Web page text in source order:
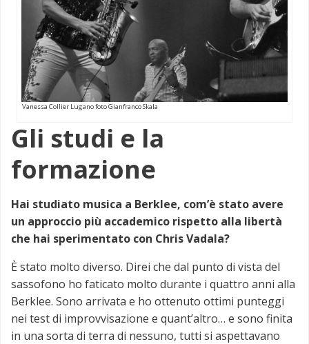
Vanessa Collier Lugano foto Gianfranco Skala
Gli studi e la
formazione
Hai studiato musica a Berklee, com’è stato avere
un approccio più accademico rispetto alla libertà
che hai sperimentato con Chris Vadala?
È stato molto diverso. Direi che dal punto di vista del
sassofono ho faticato molto durante i quattro anni alla
Berklee. Sono arrivata e ho ottenuto ottimi punteggi
nei test di improvvisazione e quant’altro… e sono finita
in una sorta di terra di nessuno, tutti si aspettavano